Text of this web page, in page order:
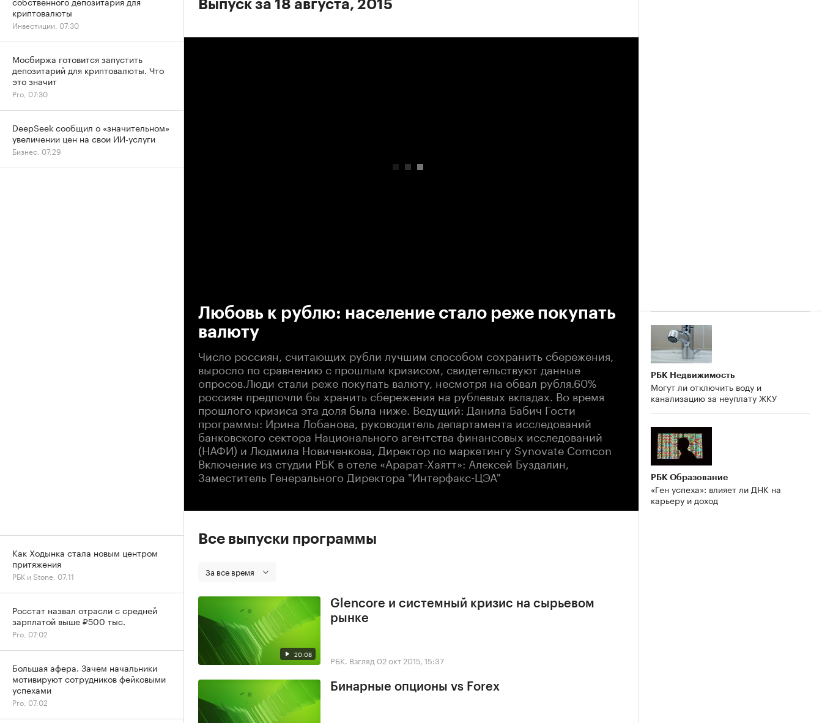
Выпуск за 18 августа, 2015
Любовь к рублю: население стало реже покупать
валюту
Число россиян, считающих рубли лучшим способом сохранить сбережения,
выросло по сравнению с прошлым кризисом, свидетельствуют данные
опросов.Люди стали реже покупать валюту, несмотря на обвал рубля.60%
россиян предпочли бы хранить сбережения на рублевых вкладах. Во время
прошлого кризиса эта доля была ниже. Ведущий: Данила Бабич Гости
программы: Ирина Лобанова, руководитель департамента исследований
банковского сектора Национального агентства финансовых исследований
(НАФИ) и Людмила Новиченкова, Директор по маркетингу Synovate Comcon
Включение из студии РБК в отеле «Арарат-Хаятт»: Алексей Буздалин,
Заместитель Генерального Директора "Интерфакс-ЦЭА"
Все выпуски программы
За все время
20:08
Glencore и системный кризис на сырьевом
рынке
РБК. Взгляд 02 окт 2015, 15:37
Бинарные опционы vs Forex
РБК Недвижимость
Могут ли отключить воду и
канализацию за неуплату ЖКУ
РБК Образование
«Ген успеха»: влияет ли ДНК на
карьеру и доход
криптовалюты
Инвестиции, 07:30
Мосбиржа готовится запустить
депозитарий для криптовалюты. Что
это значит
Pro, 07:30
DeepSeek сообщил о «значительном»
увеличении цен на свои ИИ-услуги
Бизнес, 07:29
Как Ходынка стала новым центром
притяжения
РБК и Stone, 07:11
Росстат назвал отрасли с средней
зарплатой выше ₽500 тыс.
Pro, 07:02
Большая афера. Зачем начальники
мотивируют сотрудников фейковыми
успехами
Pro, 07:02